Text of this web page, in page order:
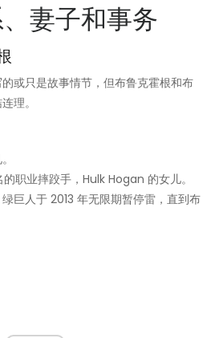
妻子和事务
或只是故事情节，但布鲁克霍根和布
理。
职业摔跤手，Hulk Hogan 的女儿。
巨人于 2013 年无限期暂停雷，直到布